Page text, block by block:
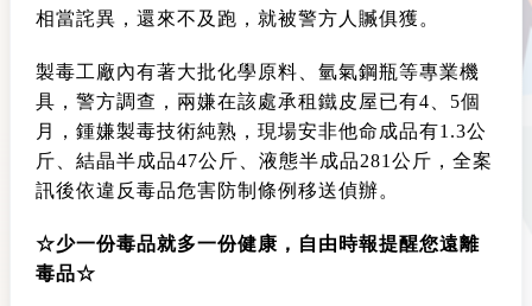
相當詫異，還來不及跑，就被警方人贓俱獲。
製毒工廠內有著大批化學原料、氫氣鋼瓶等專業機
具，警方調查，兩嫌在該處承租鐵皮屋已有4、5個
月，鍾嫌製毒技術純熟，現場安非他命成品有1.3公
斤、結晶半成品47公斤、液態半成品281公斤，全案
訊後依違反毒品危害防制條例移送偵辦。
☆少一份毒品就多一份健康，自由時報提醒您遠離
毒品☆